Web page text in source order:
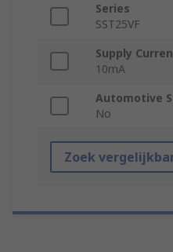
Series
SST25VF
Supply
10mA
Automotive
No
Zoek